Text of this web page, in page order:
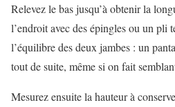
Relevez le bas jusqu’à obtenir la
l’endroit avec des épingles ou un pli
l’équilibre des deux jambes : un
tout de suite, même si on fait
Mesurez ensuite la hauteur à